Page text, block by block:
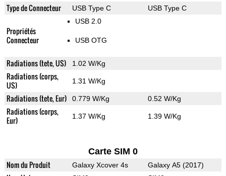
Type de Connecteur USB Type C USB Type C
Propriétés
Connecteur
USB 2.0
USB OTG
Radiations (tete, US) 1.02 W/Kg
Radiations (corps,
US)
1.31 W/Kg
Radiations (tete, Eur) 0.779 W/Kg 0.52 W/Kg
Radiations (corps,
Eur)
1.37 W/Kg 1.39 W/Kg
Carte SIM 0
Nom du Produit Galaxy Xcover 4s Galaxy A5 (2017)